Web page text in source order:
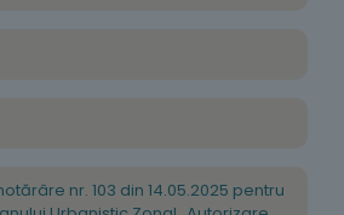
nr. 103 din 14.05.2025 pentru